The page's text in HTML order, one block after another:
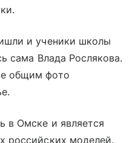
и ученики школы
сама Влада Рослякова.
общим фото
в Омске и является
российских моделей.